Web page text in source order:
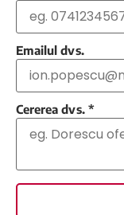
Emailul dvs.
Cererea dvs. *